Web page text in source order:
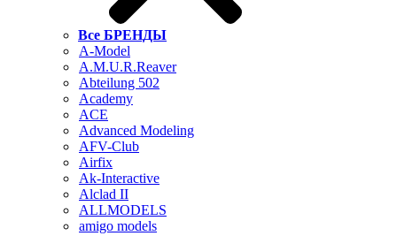
Все БРЕНДЫ
A-Model
A.M.U.R.Reaver
Abteilung 502
Academy
ACE
Advanced Modeling
AFV-Club
Airfix
Ak-Interactive
Alclad II
ALLMODELS
amigo models